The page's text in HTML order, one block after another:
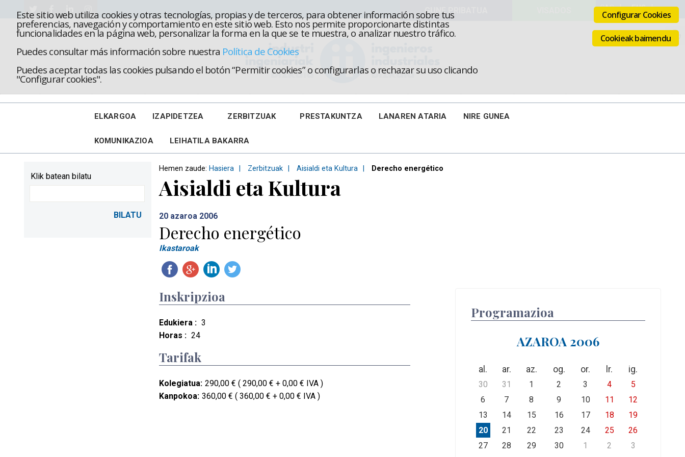
Este sitio web utiliza cookies y otras tecnologías, propias y de terceros, para obtener información sobre tus
preferencias, navegación y comportamiento en este sitio web. Esto nos permite proporcionarte distintas
funcionalidades en la página web, personalizar la forma en la que se te muestra, o analizar nuestro tráfico.
Puedes consultar más información sobre nuestra Política de Cookies
Puedes aceptar todas las cookies pulsando el botón “Permitir cookies” o configurarlas o rechazar su uso clicando
"Configurar cookies".
Configurar Cookies
Cookieak baimendu
ELKARGOA IZAPIDETZEA ZERBITZUAK PRESTAKUNTZA LANAREN ATARIA NIRE GUNEA
KOMUNIKAZIOA LEIHATILA BAKARRA
Hemen zaude: Hasiera Zerbitzuak Aisialdi eta Kultura Derecho energético
Aisialdi eta Kultura
20 azaroa 2006
Derecho energético
Ikastaroak
Programazioa
AZAROA 2006
al. ar. az. og. or. lr. ig.
30 31 1 2 3 4
5
6
7 8 9 10 11
12
13
14 15 16 17 18
19
20
21 22 23 24 25
26
27
28 29 30 1 2
3
Inskripzioa
Edukiera : 3
Horas : 24
Tarifak
Kolegiatua: 290,00 € ( 290,00 € + 0,00 € IVA )
Kanpokoa: 360,00 € ( 360,00 € + 0,00 € IVA )
Klik batean bilatu